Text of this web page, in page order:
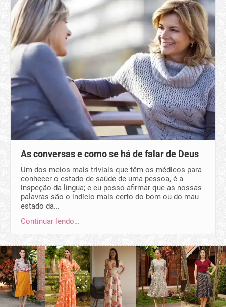
As conversas e como se há de falar de Deus
Um dos meios mais triviais que têm os médicos para
conhecer o estado de saúde de uma pessoa, é a
inspeção da língua; e eu posso afirmar que as nossas
palavras são o indício mais certo do bom ou do mau
estado da…
Continuar lendo…